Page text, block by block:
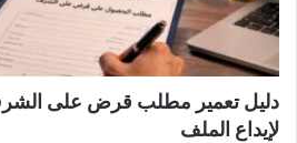
دليل تعمير مطلب قرض على الشرف
لإيداع الملف